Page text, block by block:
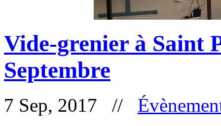
Vide-grenier à Saint
Septembre
7 Sep, 2017 //